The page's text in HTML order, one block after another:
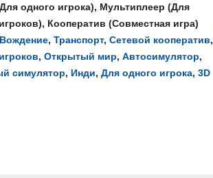
Для одного игрока), Мультиплеер (Для
), Кооператив (Совместная игра)
Вождение, Транспорт, Сетевой кооператив,
, Открытый мир, Автосимулятор,
симулятор, Инди, Для одного игрока, 3D